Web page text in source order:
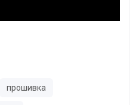
прошивка